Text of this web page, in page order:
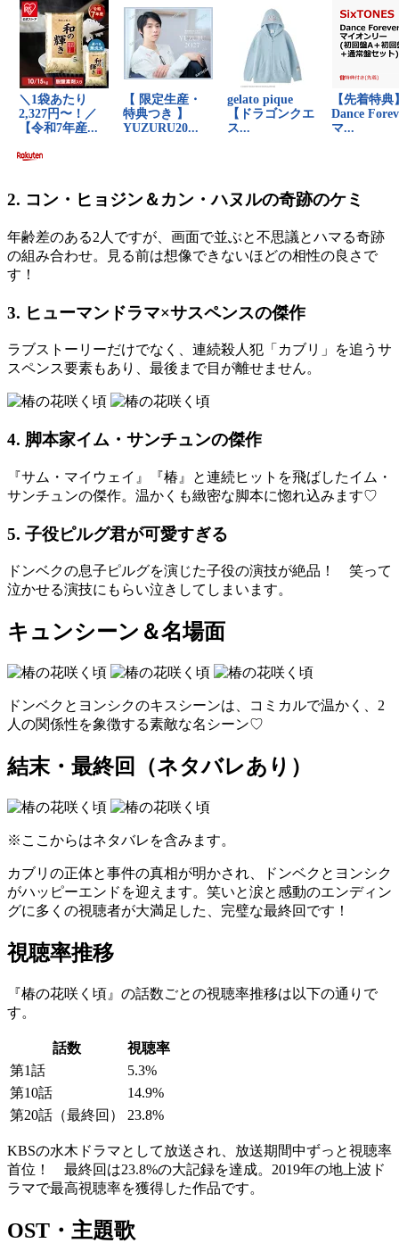
2. コン・ヒョジン＆カン・ハヌルの奇跡のケミ
年齢差のある2人ですが、画面で並ぶと不思議とハマる奇跡
の組み合わせ。見る前は想像できないほどの相性の良さで
す！
3. ヒューマンドラマ×サスペンスの傑作
ラブストーリーだけでなく、連続殺人犯「カブリ」を追うサ
スペンス要素もあり、最後まで目が離せません。
4. 脚本家イム・サンチュンの傑作
『サム・マイウェイ』『椿』と連続ヒットを飛ばしたイム・
サンチュンの傑作。温かくも緻密な脚本に惚れ込みます♡
5. 子役ピルグ君が可愛すぎる
ドンベクの息子ピルグを演じた子役の演技が絶品！ 笑って
泣かせる演技にもらい泣きしてしまいます。
キュンシーン＆名場面
ドンベクとヨンシクのキスシーンは、コミカルで温かく、2
人の関係性を象徴する素敵な名シーン♡
結末・最終回（ネタバレあり）
※ここからはネタバレを含みます。
カブリの正体と事件の真相が明かされ、ドンベクとヨンシク
がハッピーエンドを迎えます。笑いと涙と感動のエンディン
グに多くの視聴者が大満足した、完璧な最終回です！
視聴率推移
『椿の花咲く頃』の話数ごとの視聴率推移は以下の通りで
す。
話数
視聴率
第1話
5.3%
第10話
14.9%
第20話（最終回）
23.8%
KBSの水木ドラマとして放送され、放送期間中ずっと視聴率
首位！ 最終回は23.8%の大記録を達成。2019年の地上波ド
ラマで最高視聴率を獲得した作品です。
OST・主題歌